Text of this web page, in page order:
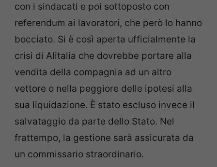
con i sindacati e poi sottoposto con
referendum ai lavoratori, che però lo hanno
bocciato. Si è così aperta ufficialmente la
crisi di Alitalia che dovrebbe portare alla
vendita della compagnia ad un altro
vettore o nella peggiore delle ipotesi alla
sua liquidazione. È stato escluso invece il
salvataggio da parte dello Stato. Nel
frattempo, la gestione sarà assicurata da
un commissario straordinario.